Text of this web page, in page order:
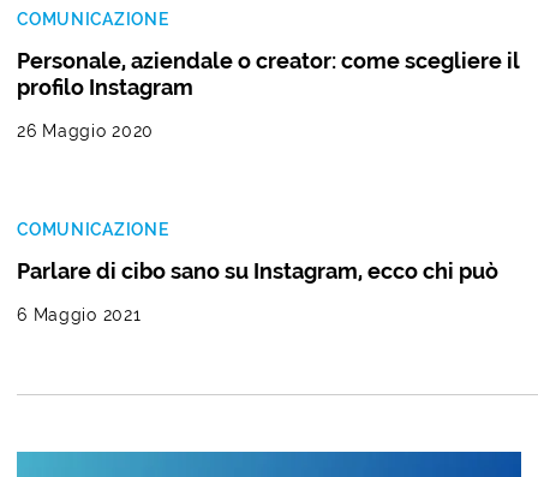
COMUNICAZIONE
Personale, aziendale o creator: come scegliere il
profilo Instagram
26 Maggio 2020
COMUNICAZIONE
Parlare di cibo sano su Instagram, ecco chi può
6 Maggio 2021